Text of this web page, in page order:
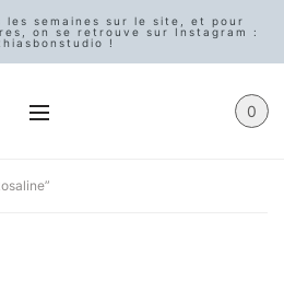
les semaines sur le site, et pour
on se retrouve sur Instagram :
!
0